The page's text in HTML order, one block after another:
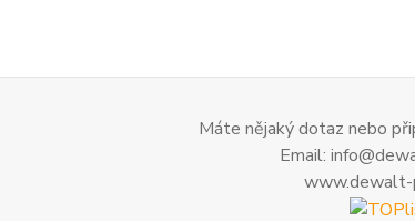
Máte nějaký dotaz nebo
Email:
www.dewalt-